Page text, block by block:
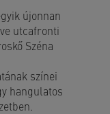
újonnan
utcafronti
Széna
színei
hangulatos